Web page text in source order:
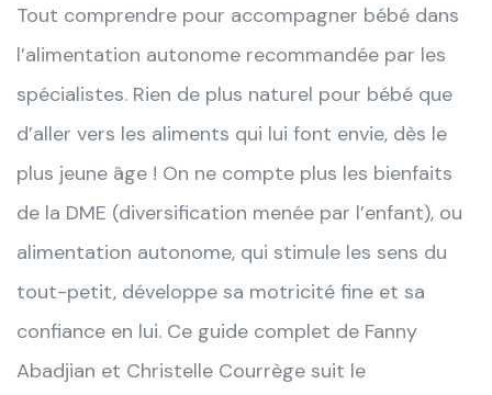
Tout comprendre pour accompagner bébé dans
l’alimentation autonome recommandée par les
spécialistes. Rien de plus naturel pour bébé que
d’aller vers les aliments qui lui font envie, dès le
plus jeune âge ! On ne compte plus les bienfaits
de la DME (diversification menée par l’enfant), ou
alimentation autonome, qui stimule les sens du
tout-petit, développe sa motricité fine et sa
confiance en lui. Ce guide complet de Fanny
Abadjian et Christelle Courrège suit le